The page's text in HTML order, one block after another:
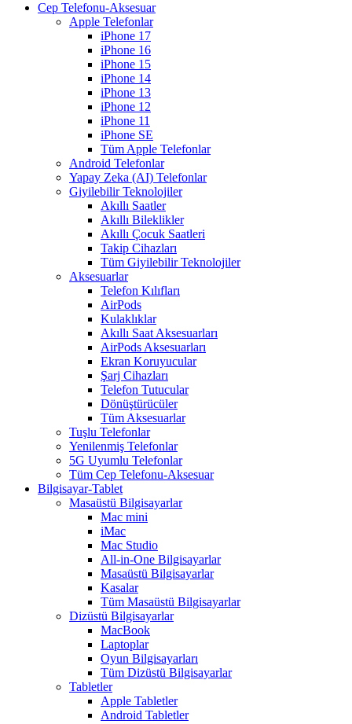
Cep Telefonu-Aksesuar
Apple Telefonlar
iPhone 17
iPhone 16
iPhone 15
iPhone 14
iPhone 13
iPhone 12
iPhone 11
iPhone SE
Tüm Apple Telefonlar
Android Telefonlar
Yapay Zeka (AI) Telefonlar
Giyilebilir Teknolojiler
Akıllı Saatler
Akıllı Bileklikler
Akıllı Çocuk Saatleri
Takip Cihazları
Tüm Giyilebilir Teknolojiler
Aksesuarlar
Telefon Kılıfları
AirPods
Kulaklıklar
Akıllı Saat Aksesuarları
AirPods Aksesuarları
Ekran Koruyucular
Şarj Cihazları
Telefon Tutucular
Dönüştürücüler
Tüm Aksesuarlar
Tuşlu Telefonlar
Yenilenmiş Telefonlar
5G Uyumlu Telefonlar
Tüm Cep Telefonu-Aksesuar
Bilgisayar-Tablet
Masaüstü Bilgisayarlar
Mac mini
iMac
Mac Studio
All-in-One Bilgisayarlar
Masaüstü Bilgisayarlar
Kasalar
Tüm Masaüstü Bilgisayarlar
Dizüstü Bilgisayarlar
MacBook
Laptoplar
Oyun Bilgisayarları
Tüm Dizüstü Bilgisayarlar
Tabletler
Apple Tabletler
Android Tabletler